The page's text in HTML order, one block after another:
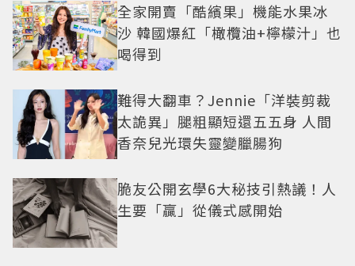
全家開賣「酷繽果」機能水果冰
沙 韓國爆紅「橄欖油+檸檬汁」也
喝得到
難得大翻車？Jennie「洋裝剪裁
太詭異」腿粗顯短還五五身 人間
香奈兒光環失靈變臘腸狗
脆友公開玄學6大秘技引熱議！人
生要「贏」從儀式感開始